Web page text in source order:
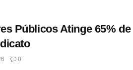
Públicos Atinge 65% de
0